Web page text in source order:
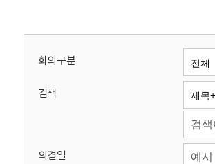
회
회의구분
검색
의결일